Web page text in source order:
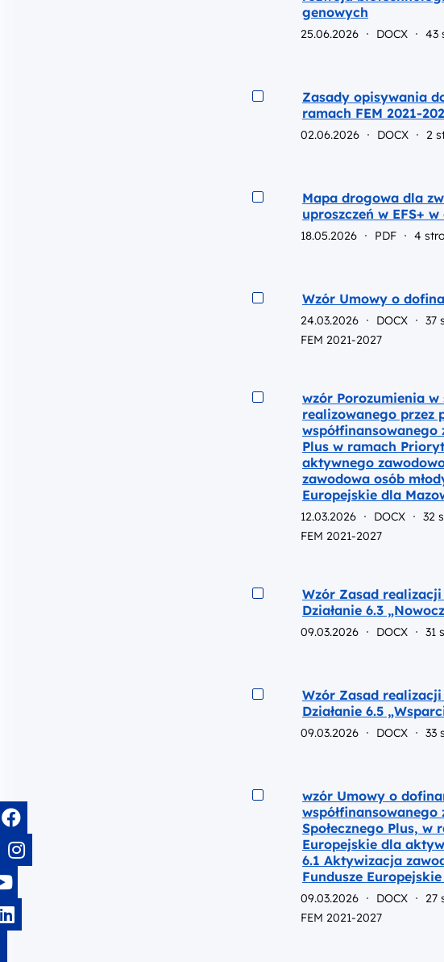
genowych
25.06.2026 DOCX 43
Podgląd
Zasady opisywania
ramach FEM 2021-
02.06.2026 DOCX 2
Podgląd
Mapa drogowa dla
uproszczeń w EFS+
18.05.2026 PDF 4
Podgląd
Wzór Umowy o
24.03.2026
DOCX 37
FEM 2021-2027
Podgląd
wzór Porozumienia
realizowanego przez
współfinansowanego
Plus w ramach
aktywnego
zawodowa osób
Europejskie dla
12.03.2026 DOCX 32
FEM 2021-2027
Podgląd
Wzór Zasad
Działanie 6.3
09.03.2026 DOCX 31
Podgląd
Wzór Zasad
Działanie 6.5
09.03.2026 DOCX 33
Podgląd
wzór Umowy o
Społecznego Plus,
Europejskie dla
6.1 Aktywizacja
Fundusze
09.03.2026 DOCX 27
FEM 2021-2027